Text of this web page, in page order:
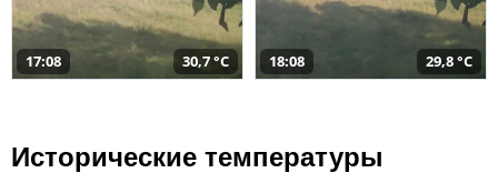
17:08 30,7 °C 18:08 29,8 °C
Исторические температуры